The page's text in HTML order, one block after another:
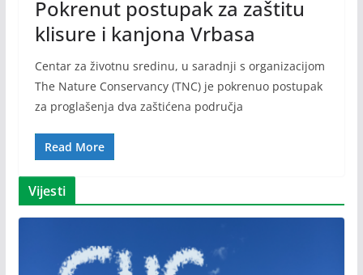
Pokrenut postupak za zaštitu
klisure i kanjona Vrbasa
Centar za životnu sredinu, u saradnji s organizacijom
The Nature Conservancy (TNC) je pokrenuo postupak
za proglašenja dva zaštićena područja
Read More
Vijesti